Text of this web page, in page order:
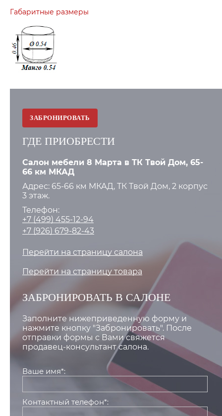
Габаритные размеры
ЗАБРОНИРОВАТЬ
ГДЕ ПРИОБРЕСТИ
Салон мебели 8 Марта в ТК Твой Дом, 65-
66 км МКАД
Адрес: 65-66 км МКАД, ТК Твой Дом, 2 корпус
3 этаж.
Телефон:
+7 (499) 455-12-94
+7 (926) 679-82-43
Перейти на страницу салона
Перейти на страницу товара
ЗАБРОНИРОВАТЬ В САЛОНЕ
Заполните нижеприведенную форму и
нажмите кнопку "Забронировать". После
отправки формы с Вами свяжется
продавец-консультант салона.
Ваше имя*:
Контактный телефон*: